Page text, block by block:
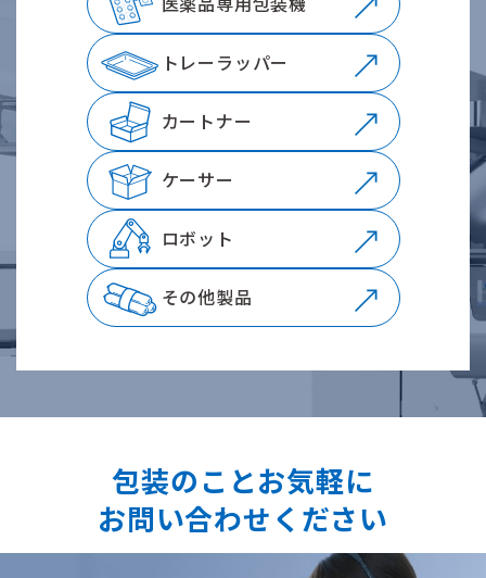
トレーラッパー
カートナー
ケーサー
ロボット
その他製品
包装のことお気軽に
お問い合わせください